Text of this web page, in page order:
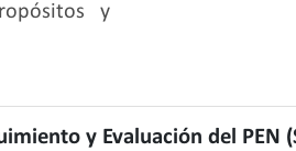
y
y Evaluación del PEN